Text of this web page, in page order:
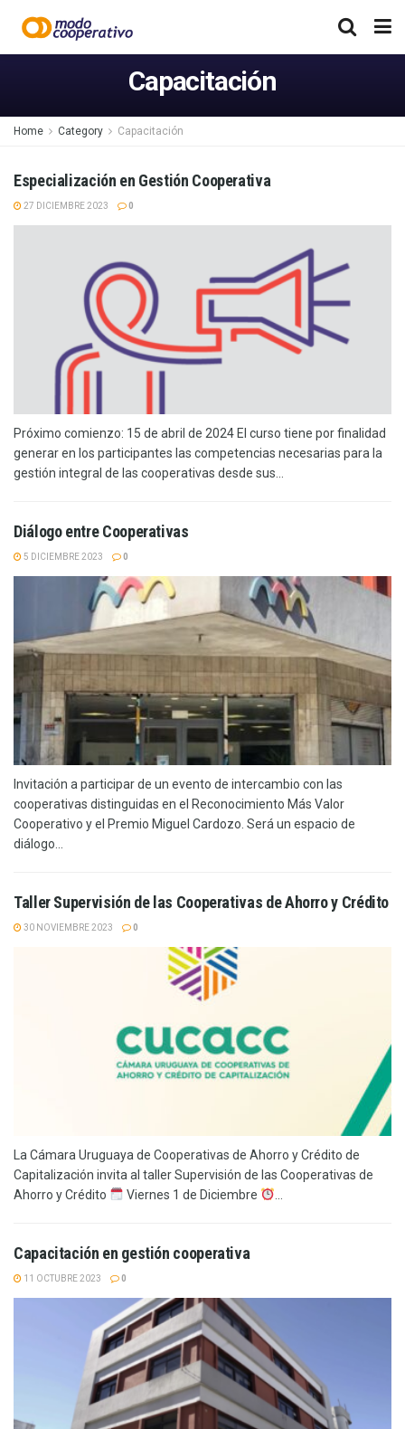
Capacitación
Home Category Capacitación
Especialización en Gestión Cooperativa
27 DICIEMBRE 2023 0
Próximo comienzo: 15 de abril de 2024 El curso tiene por finalidad
generar en los participantes las competencias necesarias para la
gestión integral de las cooperativas desde sus...
Diálogo entre Cooperativas
5 DICIEMBRE 2023 0
Invitación a participar de un evento de intercambio con las
cooperativas distinguidas en el Reconocimiento Más Valor
Cooperativo y el Premio Miguel Cardozo. Será un espacio de
diálogo...
Taller Supervisión de las Cooperativas de Ahorro y Crédito
30 NOVIEMBRE 2023 0
La Cámara Uruguaya de Cooperativas de Ahorro y Crédito de
Capitalización invita al taller Supervisión de las Cooperativas de
Ahorro y Crédito
Viernes 1 de Diciembre
Capacitación en gestión cooperativa
11 OCTUBRE 2023 0